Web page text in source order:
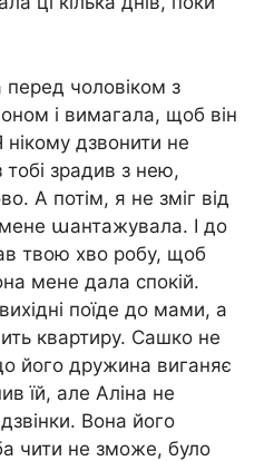
чоловіком з
і вимагала, щоб він
дзвонити не
зрадив з нею,
А потім, я не зміг від
աантажувала. І до
твою хво робу, щоб
мене дала спокій.
поїде до мами, а
квартиру. Сашко не
його дружина виганяє
їй, але Аліна не
Вона його
чити не зможе, було